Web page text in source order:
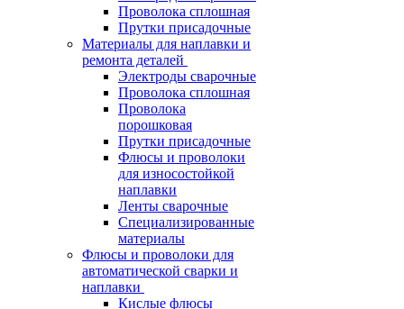
Проволока сплошная
Прутки присадочные
Материалы для наплавки и
ремонта деталей
Электроды сварочные
Проволока сплошная
Проволока
порошковая
Прутки присадочные
Флюсы и проволоки
для износостойкой
наплавки
Ленты сварочные
Специализированные
материалы
Флюсы и проволоки для
автоматической сварки и
наплавки
Кислые флюсы